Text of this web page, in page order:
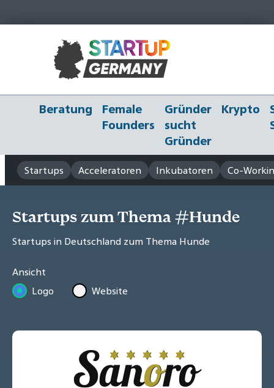
Beratung
Female
Founders
Gründer
sucht
Gründer
Krypto
Startups Acceleratoren Inkubatoren Co-
Startups zum Thema #Hunde
Startups in Deutschland zum Thema Hunde
Ansicht
Logo
Website